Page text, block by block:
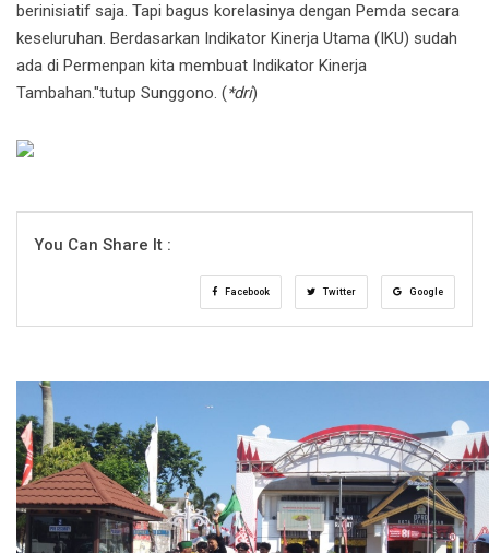
berinisiatif saja. Tapi bagus korelasinya dengan Pemda secara
keseluruhan. Berdasarkan Indikator Kinerja Utama (IKU) sudah
ada di Permenpan kita membuat Indikator Kinerja
Tambahan."tutup Sunggono. (*dri)
You Can Share It :
Facebook Twitter Google